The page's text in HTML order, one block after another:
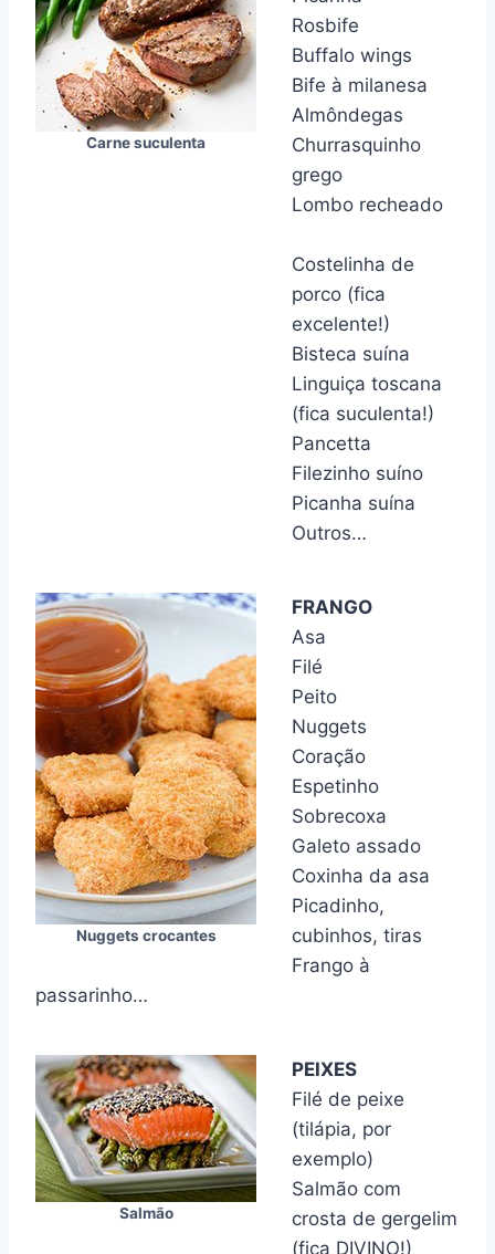
Carne suculenta
Rosbife
Buffalo wings
Bife à milanesa
Almôndegas
Churrasquinho
grego
Lombo recheado
Costelinha de
porco (fica
excelente!)
Bisteca suína
Linguiça toscana
(fica suculenta!)
Pancetta
Filezinho suíno
Picanha suína
Outros…
Nuggets crocantes
FRANGO
Asa
Filé
Peito
Nuggets
Coração
Espetinho
Sobrecoxa
Galeto assado
Coxinha da asa
Picadinho,
cubinhos, tiras
Frango à
passarinho…
Salmão
PEIXES
Filé de peixe
(tilápia, por
exemplo)
Salmão com
crosta de gergelim
(fica DIVINO!)